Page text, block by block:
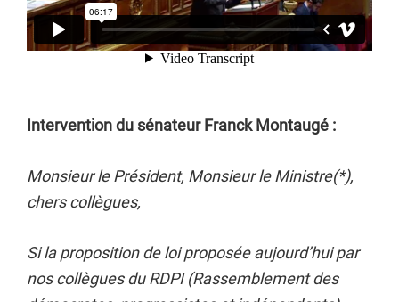
Intervention du sénateur Franck Montaugé :
Monsieur le Président, Monsieur le Ministre(*),
chers collègues,
Si la proposition de loi proposée aujourd’hui par
nos collègues du RDPI (Rassemblement des